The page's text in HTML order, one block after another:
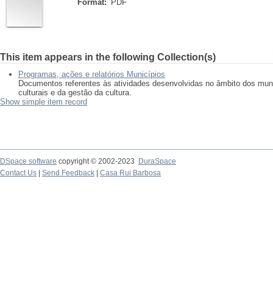
Format:
PDF
This item appears in the following Collection(s)
Programas, ações e relatórios Municípios
Documentos referentes às atividades desenvolvidas no âmbito dos
culturais e da gestão da cultura.
Show simple item record
DSpace software copyright © 2002-2023
DuraSpace
Contact Us
Send Feedback Casa Rui Barbosa